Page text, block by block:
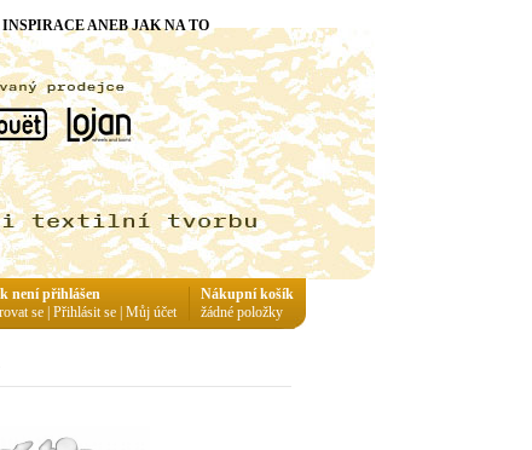
INSPIRACE ANEB JAK NA TO
Nákupní košík
žádné položky
není přihlášen
se Přihlásit se Můj účet